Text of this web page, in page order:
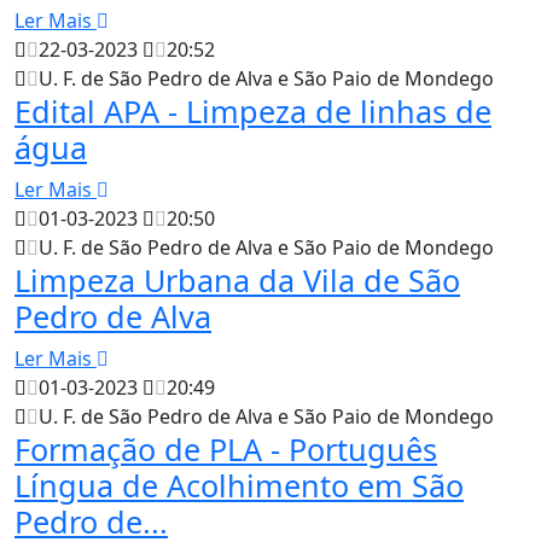
Ler Mais
22-03-2023
20:52
U. F. de São Pedro de Alva e São Paio de Mondego
Edital APA - Limpeza de linhas de
água
Ler Mais
01-03-2023
20:50
U. F. de São Pedro de Alva e São Paio de Mondego
Limpeza Urbana da Vila de São
Pedro de Alva
Ler Mais
01-03-2023
20:49
U. F. de São Pedro de Alva e São Paio de Mondego
Formação de PLA - Português
Língua de Acolhimento em São
Pedro de...